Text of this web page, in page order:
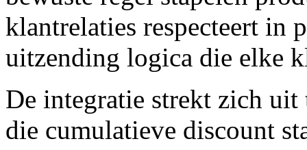
klantrelaties respecteert in
uitzending logica die elke
De integratie strekt zich uit
die cumulatieve discount